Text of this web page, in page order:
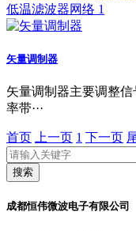
低温滤波器网络 1
矢量调制器
矢量调制器主要调整
率带···
首页 上一页 1 下一页
搜索
成都恒伟微波电子有限公司